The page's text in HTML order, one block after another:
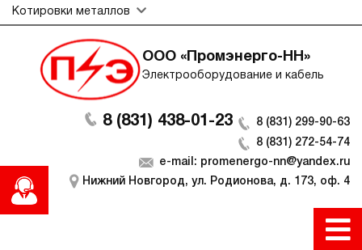
Котировки металлов
ООО «Промэнерго-НН»
Электрооборудование и кабель
8 (831) 438-01-23
8 (831) 299-90-63
8 (831) 272-54-74
e-mail: promenergo-nn@yandex.ru
Нижний Новгород, ул. Родионова, д. 173, оф. 4